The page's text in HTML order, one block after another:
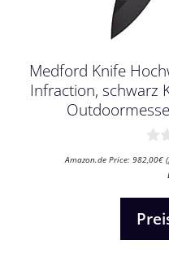
Medford Knife
Infraction, schwarz
0
v
Amazon.de Price: 982,00€